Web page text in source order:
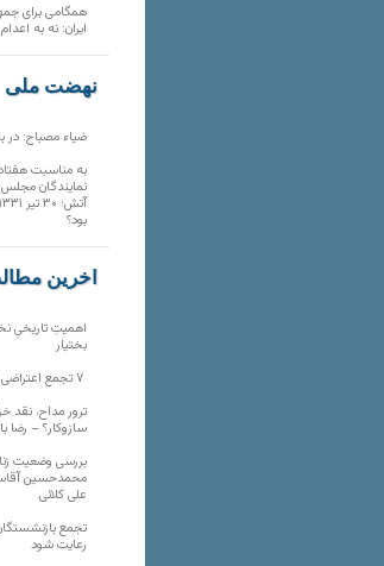
همگامی برای
ایران: نه به اعدام
نهضت ملی
ضیاء مصباح: در
به مناسبت
نمایندگان مجلس
بود؟
آخرین
اهمیتِ تاریخیِ
بختیار
ترور مداح، نقد
سازوکار؟ – رضا
بررسی وضعیت
محمدحسین
علی کلائی
تجمع
رعایت شود